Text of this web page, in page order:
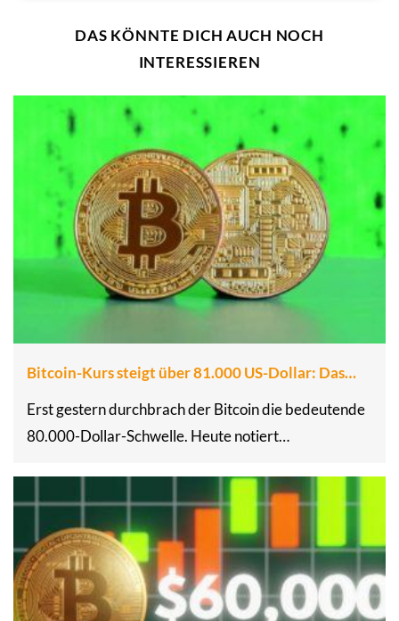
DAS KÖNNTE DICH AUCH NOCH
INTERESSIEREN
Bitcoin-Kurs steigt über 81.000 US-Dollar: Das…
Erst gestern durchbrach der Bitcoin die bedeutende
80.000-Dollar-Schwelle. Heute notiert…